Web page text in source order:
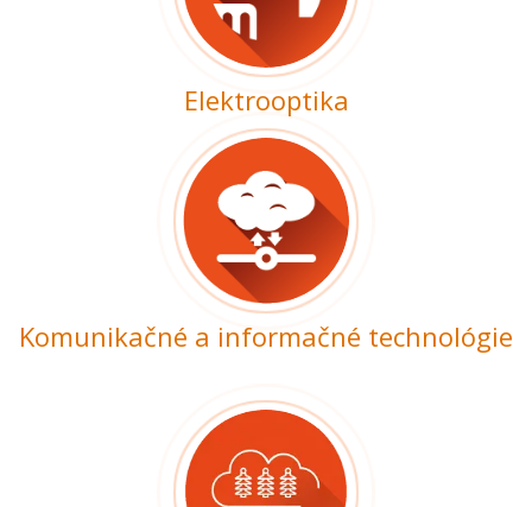
Elektrooptika
Komunikačné a informačné technológie